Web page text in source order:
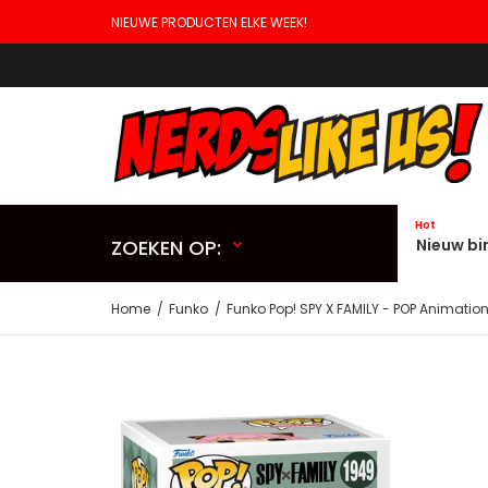
NIEUWE PRODUCTEN ELKE WEEK!
ZOEKEN OP: Nieuw
Hot
Home Funko Funko Pop! SPY X FAMILY - POP